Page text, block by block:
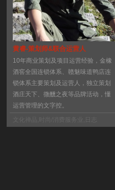
黄睿-策划师&联合运营人
10年商业策划及项目运营经验，金橡
酒窖全国连锁体系、赣魅味道鸭店连
锁体系主要策划及运营人，独立策划
酒庄天下、微醺之夜等品牌活动，懂
运营管理的文字控。